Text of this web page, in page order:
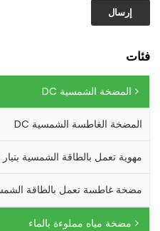
إرسال
فئات
المضخة الشمسية DC
المضخة الغاطسة الشمسية DC
مهوية تعمل بالطاقة الشمسية
مضخة غاطسة تعمل بالطاقة
مضخة مياه مملوءة بالماء